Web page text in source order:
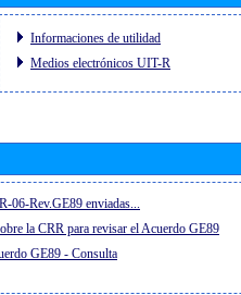
Informaciones de utilidad
Medios electrónicos UIT-R
06-Rev.GE89 enviadas...
la CRR para revisar el Acuerdo GE89
GE89 - Consulta